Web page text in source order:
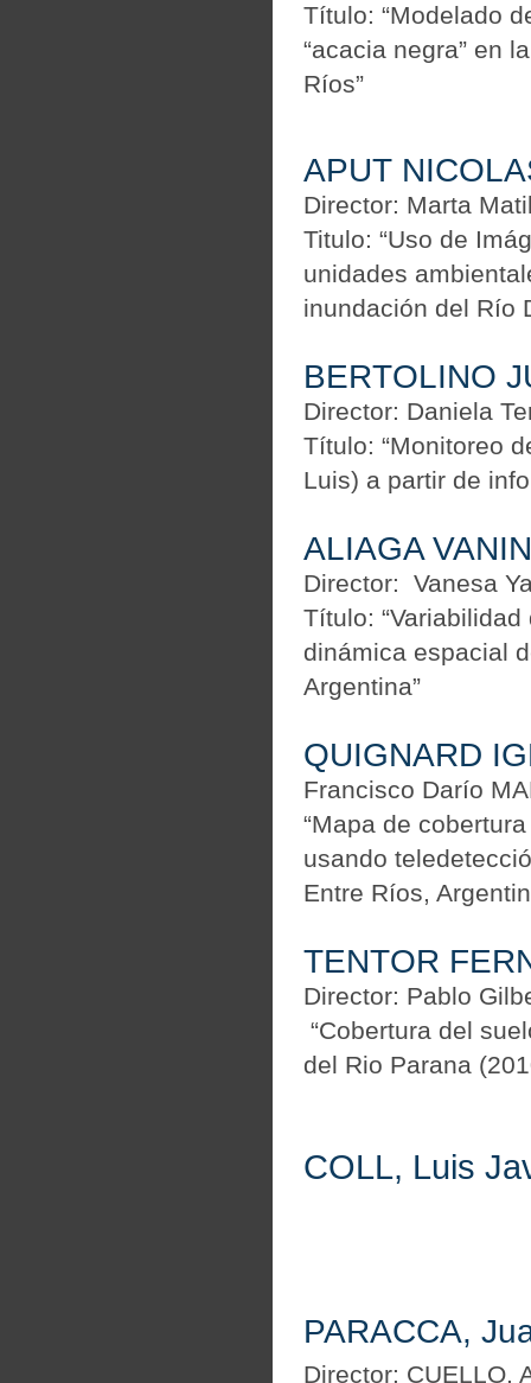
Título: “Modelado
“acacia negra” en
Ríos”
APUT
Director: Marta
Titulo: “Uso de
unidades
inundación del Río
BERTOLINO
Director: Daniela
Título: “Monitoreo
Luis) a partir de
ALIAGA
Director: Vanesa
Título:
dinámica espacial
Argentina”
QUIGNARD
Francisco Darío
“Mapa de
usando
Entre Ríos,
TENTOR
Director: Pablo
“Cobertura del
del Rio Parana
COLL, Luis
PARACCA,
Director: CUELLO,